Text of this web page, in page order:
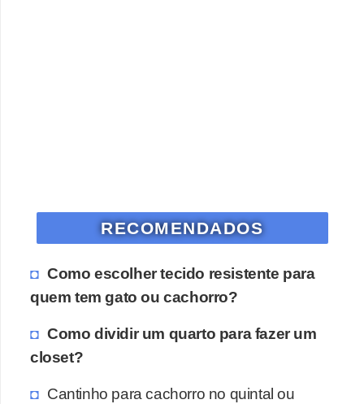
RECOMENDADOS
Como escolher tecido resistente para
quem tem gato ou cachorro?
Como dividir um quarto para fazer um
closet?
Cantinho para cachorro no quintal ou